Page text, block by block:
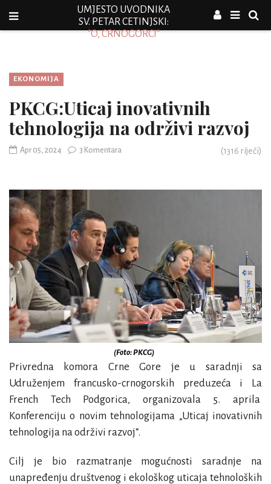
UMJESTO UVODNIKA
SV. PETAR CETINJSKI:
"O, CRNOGORCI"
EKONOMIJA
PKCG:Uticaj inovativnih
tehnologija na održivi razvoj
Apr 05, 2024 3 Komentara (1316 riječi)
(Foto: PKCG)
Privredna komora Crne Gore je u saradnji sa
Udruženjem francusko-crnogorskih preduzeća i La
French Tech Podgorica, organizovala 5. aprila
Konferenciju o novim tehnologijama „Uticaj inovativnih
tehnologija na održivi razvoj“.
Cilj je bio razmatranje mogućnosti saradnje na
unapređenju društvenog i ekološkog uticaja tehnoloških